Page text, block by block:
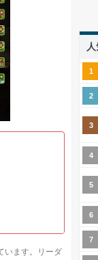
います。リーダ